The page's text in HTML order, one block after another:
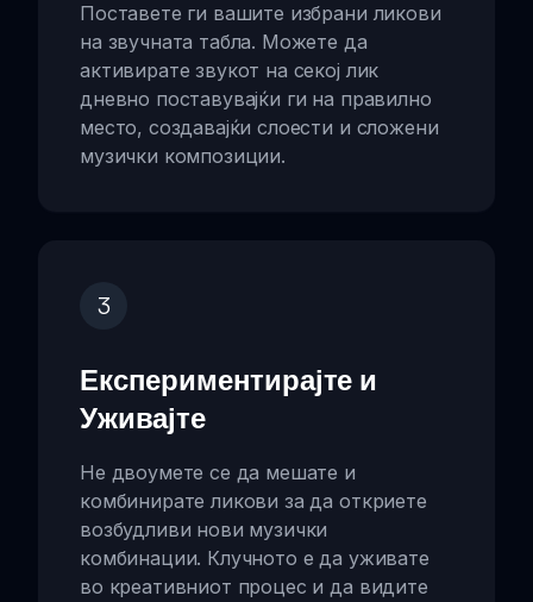
Поставете ги вашите избрани ликови
на звучната табла. Можете да
активирате звукот на секој лик
дневно поставувајќи ги на правилно
место, создавајќи слоести и сложени
музички композиции.
3
Експериментирајте и
Уживајте
Не двоумете се да мешате и
комбинирате ликови за да откриете
возбудливи нови музички
комбинации. Клучното е да уживате
во креативниот процес и да видите